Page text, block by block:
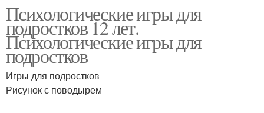
Психологические игры для
подростков 12 лет.
Психологические игры для
подростков
Игры для подростков
Рисунок с поводырем